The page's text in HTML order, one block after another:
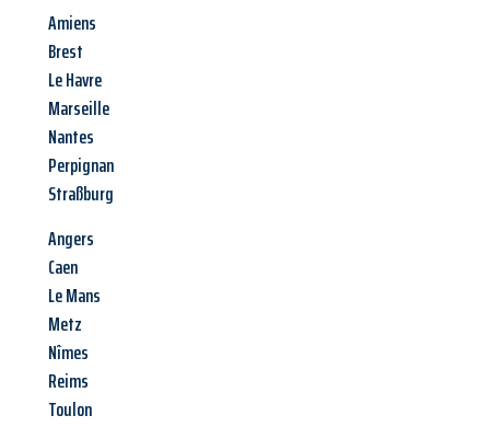
Amiens
Brest
Le Havre
Marseille
Nantes
Perpignan
Straßburg
Angers
Caen
Le Mans
Metz
Nîmes
Reims
Toulon